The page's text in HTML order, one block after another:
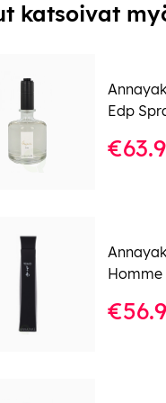
katsoivat
Edp
Homme